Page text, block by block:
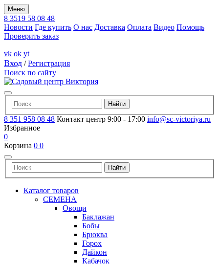
Меню
8 3519 58 08 48
Новости Где купить О нас Доставка Оплата Видео Помощь
Проверить заказ
vk ok yt
Вход /Регистрация
Поиск по сайту
8 351 958 08 48 Контакт центр 9:00 - 17:00 info@sc-victoriya.ru
Избранное
0
Корзина 0 0
Каталог товаров
СЕМЕНА
Овощи
Баклажан
Бобы
Брюква
Горох
Дайкон
Кабачок